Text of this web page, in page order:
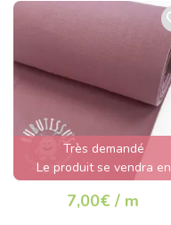
Très demandé
Le produit se vendra en
quelques heures
7,00€ / m